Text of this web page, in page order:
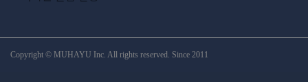
Copyright © MUHAYU Inc. All rights reserved. Since 2011